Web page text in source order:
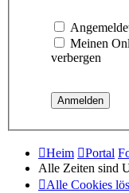
Meinen
verbergen
Heim Portal
Alle Zeiten sind
Alle Cookies